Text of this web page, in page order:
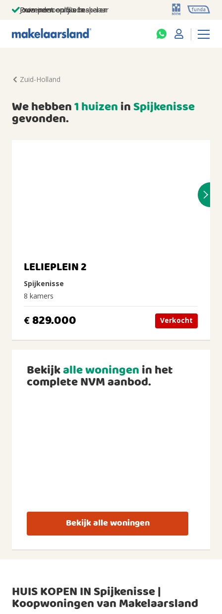
Jouw persoonlijke makelaar
Duizenden euro's besparen
Prominent op funda
Zuid-Holland
We hebben1 huizeninSpijkenisse
gevonden.
LELIEPLEIN 2
Spijkenisse
8 kamers
€ 829.000 Verkocht
Bekijkalle woningenin het
complete NVM aanbod.
Bekijk alle woningen
HUIS KOPEN IN Spijkenisse |
Koopwoningen van Makelaarsland